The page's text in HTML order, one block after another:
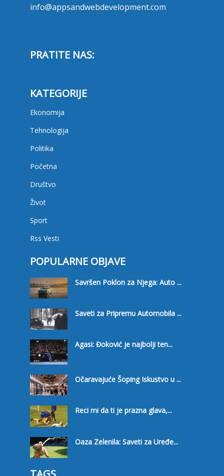
info@appsandwebdevelopment.com
PRATITE NAS:
KATEGORIJE
Ekonomija
Tehnologija
Politika
Početna
Društvo
Život
Sport
Rss Vesti
POPULARNE OBJAVE
Savršen Poklon za Njega: Auto ...
Saveti za Pripremu Automobila ...
Agasi: Đoković je najbolji ten...
Očaravajuće Šoping Iskustvo u ...
Reci mi da ti je prazna glava,...
Oaza Zelenila: Saveti za Uređe...